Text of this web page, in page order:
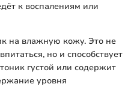
к воспалениям или
на влажную кожу. Это не
но и способствует
густой или содержит
уровня